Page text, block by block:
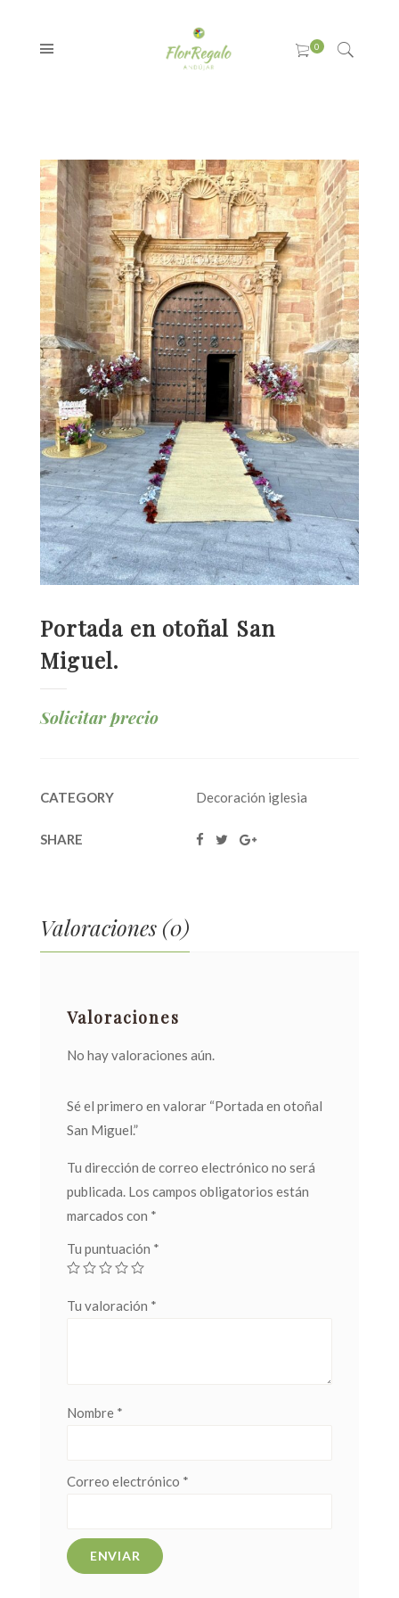
Portada en otoñal San
Miguel.
Solicitar precio
CATEGORY Decoración iglesia
SHARE
Valoraciones (0)
Valoraciones
No hay valoraciones aún.
Sé el primero en valorar “Portada en otoñal
San Miguel.”
Tu dirección de correo electrónico no será
publicada. Los campos obligatorios están
marcados con *
Tu puntuación *
Tu valoración *
Nombre *
Correo electrónico *